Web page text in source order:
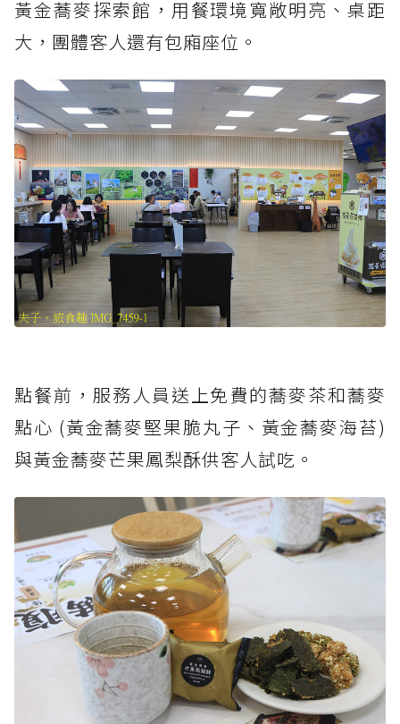
黃金蕎麥探索館，用餐環境寬敞明亮、桌距
大，團體客人還有包廂座位。
點餐前，服務人員送上免費的蕎麥茶和蕎麥
點心 (黃金蕎麥堅果脆丸子、黃金蕎麥海苔)
與黃金蕎麥芒果鳳梨酥供客人試吃。